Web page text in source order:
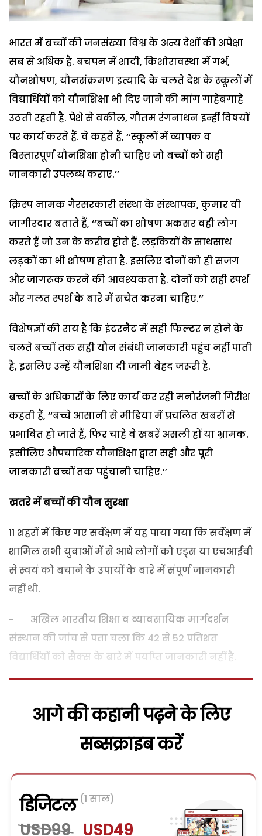
भारत में बच्चों की जनसंख्या विश्व के अन्य देशों की अपेक्षा
सब से अधिक है. बचपन में शादी, किशोरावस्था में गर्भ,
यौनशोषण, यौनसंक्रमण इत्यादि के चलते देश के स्कूलों में
विद्यार्थियों को यौनशिक्षा भी दिए जाने की मांग गाहेबगाहे
उठती रहती है. पेशे से वकील, गौतम रंगनाथन इन्हीं विषयों
पर कार्य करते हैं. वे कहते हैं, ‘‘स्कूलों में व्यापक व
विस्तारपूर्ण यौनशिक्षा होनी चाहिए जो बच्चों को सही
जानकारी उपलब्ध कराए.’’
क्रिस्प नामक गैरसरकारी संस्था के संस्थापक, कुमार वी
जागीरदार बताते हैं, ‘‘बच्चों का शोषण अकसर वही लोग
करते हैं जो उन के करीब होते हैं. लड़कियों के साथसाथ
लड़कों का भी शोषण होता है. इसलिए दोनों को ही सजग
और जागरूक करने की आवश्यकता है. दोनों को सही स्पर्श
और गलत स्पर्श के बारे में सचेत करना चाहिए.’’
विशेषज्ञों की राय है कि इंटरनैट में सही फिल्टर न होने के
चलते बच्चों तक सही यौन संबंधी जानकारी पहुंच नहीं पाती
है, इसलिए उन्हें यौनशिक्षा दी जानी बेहद जरूरी है.
बच्चों के अधिकारों के लिए कार्य कर रही मनोरंजनी गिरीश
कहती हैं, ‘‘बच्चे आसानी से मीडिया में प्रचलित खबरों से
प्रभावित हो जाते हैं, फिर चाहे वे खबरें असली हों या भ्रामक.
इसीलिए औपचारिक यौनशिक्षा द्वारा सही और पूरी
जानकारी बच्चों तक पहुंचानी चाहिए.’’
खतरे में बच्चों की यौन सुरक्षा
11 शहरों में किए गए सर्वेक्षण में यह पाया गया कि सर्वेक्षण में
शामिल सभी युवाओं में से आधे लोगों को एड्स या एचआईवी
से स्वयं को बचाने के उपायों के बारे में संपूर्ण जानकारी
नहीं थी.
- अखिल भारतीय शिक्षा व व्यावसायिक मार्गदर्शन
संस्थान की जांच से पता चला कि 42 से 52 प्रतिशत
विद्यार्थियों को सैक्स के बारे में पर्याप्त जानकारी नहीं है.
आगे की कहानी पढ़ने के लिए
सब्सक्राइब करें
डिजिटल (1 साल)
USD99 USD49